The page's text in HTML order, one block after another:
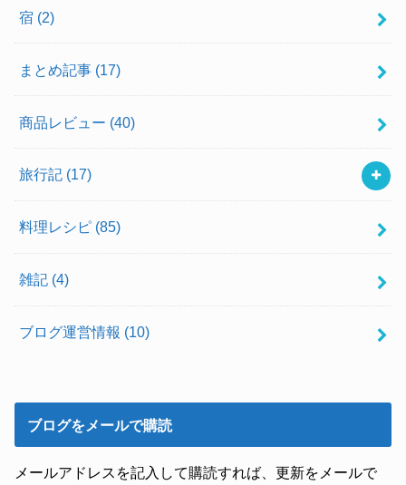
宿 (2)
まとめ記事 (17)
商品レビュー (40)
旅行記 (17)
料理レシピ (85)
雑記 (4)
ブログ運営情報 (10)
ブログをメールで購読
メールアドレスを記入して購読すれば、更新をメールで